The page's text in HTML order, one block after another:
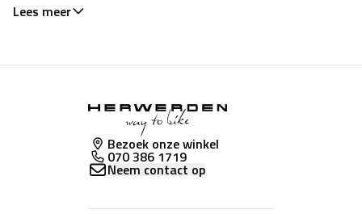
Lees meer
Bezoek onze winkel
070 386 1719
Neem contact op